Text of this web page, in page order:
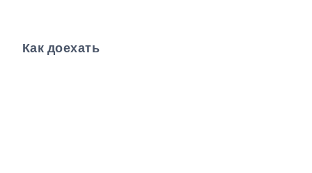
Как доехать